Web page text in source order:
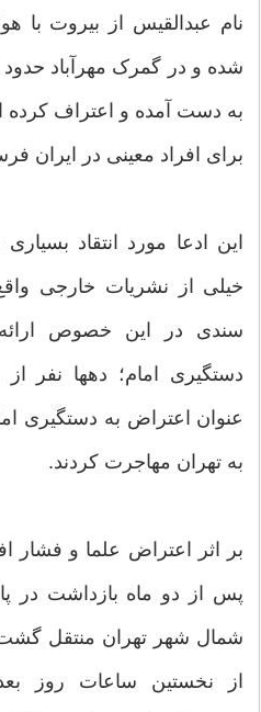
نام عبدالقیس از بیروت با
شده و در گمرک مهرآباد حدود
به دست آمده و اعتراف کرده
برای افراد معینی در ایران
این ادعا مورد انتقاد
خیلی از نشریات خارجی
سندی در این خصوص
دستگیری امام؛ دهها نفر
عنوان اعتراض به دستگیری
به تهران مهاجرت کردند.
بر اثر اعتراض علما و فشار
پس از دو ماه بازداشت در
شمال شهر تهران منتقل
از نخستین ساعات روز